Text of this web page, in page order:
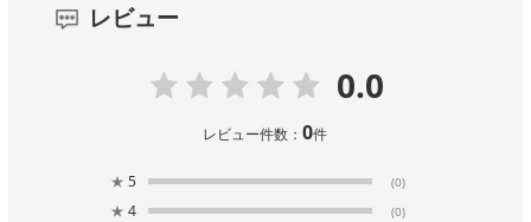
レビュー
0.0
レビュー件数：0件
★ 5 (0)
★ 4 (0)